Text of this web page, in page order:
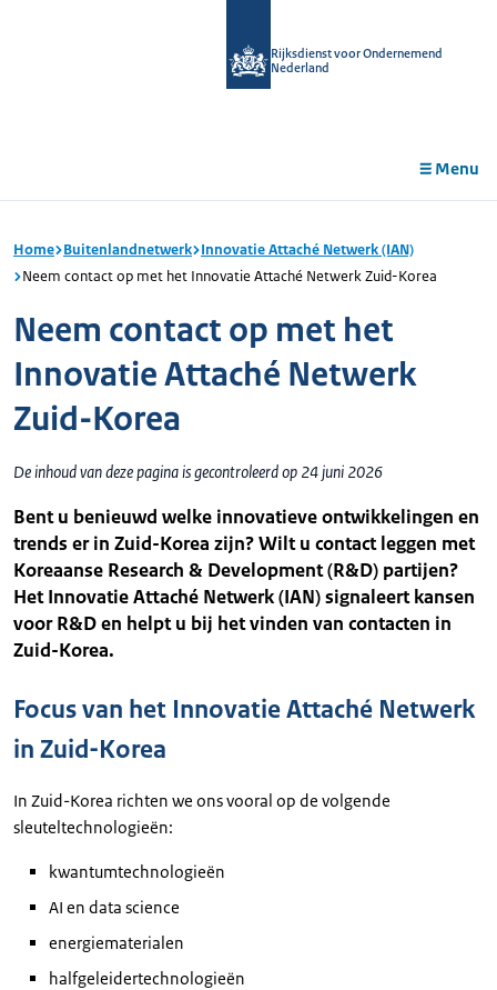
Rijksdienst voor Ondernemend
Nederland
Menu
Home Buitenlandnetwerk Innovatie Attaché Netwerk (IAN)
Neem contact op met het Innovatie Attaché Netwerk Zuid-Korea
Neem contact op met het
Innovatie Attaché Netwerk
Zuid-Korea
De inhoud van deze pagina is gecontroleerd op 24 juni 2026
Bent u benieuwd welke innovatieve ontwikkelingen en
trends er in Zuid-Korea zijn? Wilt u contact leggen met
Koreaanse Research & Development (R&D) partijen?
Het Innovatie Attaché Netwerk (IAN) signaleert kansen
voor R&D en helpt u bij het vinden van contacten in
Zuid-Korea.
Focus van het Innovatie Attaché Netwerk
in Zuid-Korea
In Zuid-Korea richten we ons vooral op de volgende
sleuteltechnologieën:
kwantumtechnologieën
AI en data science
energiematerialen
halfgeleidertechnologieën